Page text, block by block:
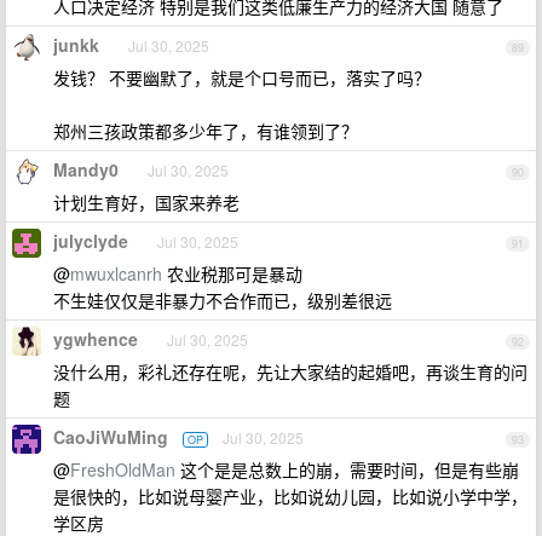
人口决定经济 特别是我们这类低廉生产力的经济大国 随意了
89
junkk Jul 30, 2025
发钱？ 不要幽默了，就是个口号而已，落实了吗？
郑州三孩政策都多少年了，有谁领到了？
90
Mandy0 Jul 30, 2025
计划生育好，国家来养老
91
julyclyde Jul 30, 2025
@mwuxlcanrh 农业税那可是暴动
不生娃仅仅是非暴力不合作而已，级别差很远
92
ygwhence Jul 30, 2025
没什么用，彩礼还存在呢，先让大家结的起婚吧，再谈生育的问
题
93
CaoJiWuMing OP Jul 30, 2025
@FreshOldMan 这个是是总数上的崩，需要时间，但是有些崩
是很快的，比如说母婴产业，比如说幼儿园，比如说小学中学，
学区房